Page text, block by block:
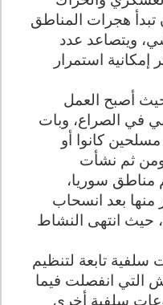
تبدأ هجرات المناطق
ويتصاعد عدد
إمكانية استمرار
أصبح العمل
في الصراع، وبات
كانوا أو
ومن ثم نشأت
سوريا،
بعد انسحاب
حيث انتهى النشاط
تابعة لتنظيم
التي انفصلت فيما
سلفية أخرى